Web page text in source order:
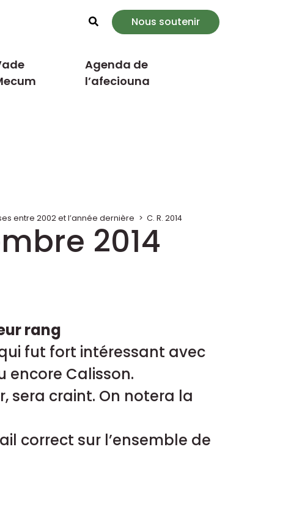
Rechercher
Nous soutenir
Agenda de
l’afeciouna
entre 2002 et l’année dernière > C. R. 2014
2014
rang
fut fort intéressant avec
encore Calisson.
sera craint. On notera la
correct sur l’ensemble de